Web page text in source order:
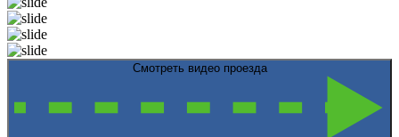
Смотреть видео проезда